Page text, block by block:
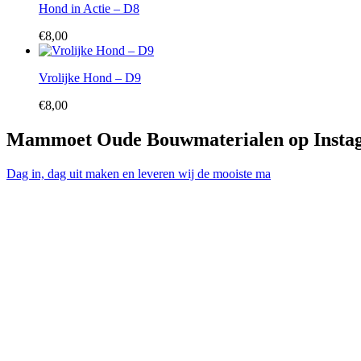
Hond in Actie – D8
€8,00
Vrolijke Hond – D9
€8,00
Mammoet Oude Bouwmaterialen op
Dag in, dag uit maken en leveren wij de mooiste ma